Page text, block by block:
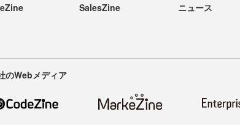
SalesZine ニュース
のWebメディア